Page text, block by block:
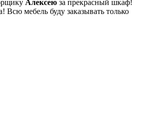
Алексею за прекрасный шкаф!
Всю мебель буду заказывать только